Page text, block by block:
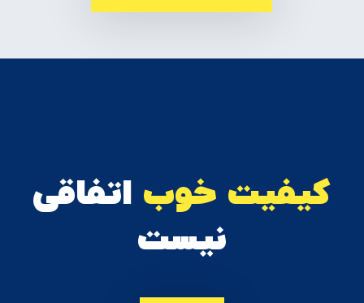
کیفیت خوب اتفاقی
نیست